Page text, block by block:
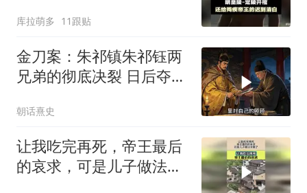
库拉萌多 11跟贴
金刀案：朱祁镇朱祁钰两
兄弟的彻底决裂 日后夺门
朝话熹史
让我吃完再死，帝王最后
的哀求，可是儿子做法太